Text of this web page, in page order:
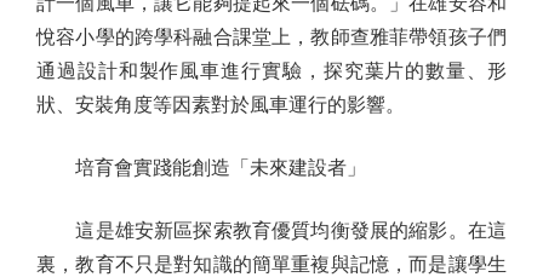
悅容小學的跨學科融合課堂上，教師查雅菲帶領孩子們
通過設計和製作風車進行實驗，探究葉片的數量、形
狀、安裝角度等因素對於風車運行的影響。
培育會實踐能創造「未來建設者」
這是雄安新區探索教育優質均衡發展的縮影。在這
裏，教育不只是對知識的簡單重複與記憶，而是讓學生